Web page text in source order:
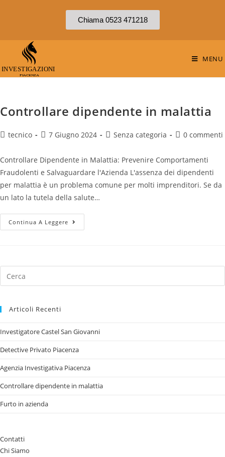
Chiama 0523 471218
MENU
Controllare dipendente in malattia
tecnico 7 Giugno 2024 Senza categoria 0 commenti
Controllare Dipendente in Malattia: Prevenire Comportamenti
Fraudolenti e Salvaguardare l'Azienda L'assenza dei dipendenti
per malattia è un problema comune per molti imprenditori. Se da
un lato la tutela della salute…
Continua A Leggere
Articoli Recenti
Investigatore Castel San Giovanni
Detective Privato Piacenza
Agenzia Investigativa Piacenza
Controllare dipendente in malattia
Furto in azienda
Contatti
Chi Siamo